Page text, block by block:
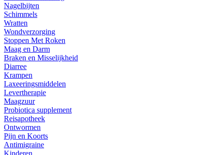
Nagelbijten
Schimmels
Wratten
Wondverzorging
Stoppen Met Roken
Maag en Darm
Braken en Misselijkheid
Diarree
Krampen
Laxeeringsmiddelen
Levertherapie
Maagzuur
Probiotica supplement
Reisapotheek
Ontwormen
Pijn en Koorts
Antimigraine
Kinderen